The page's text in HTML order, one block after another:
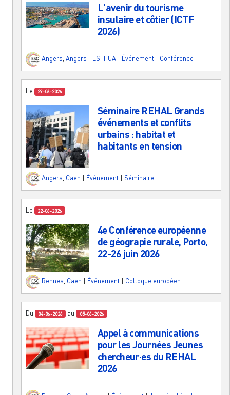
L'avenir du tourisme
insulaire et côtier (ICTF
2026)
Angers, Angers - ESTHUA Événement Conférence
Le 29-06-2026
Séminaire REHAL Grands
événements et conflits
urbains : habitat et
habitants en tension
Angers Caen Événement Séminaire
Le 22-06-2026
4e Conférence européenne
de géograpie rurale, Porto,
22-26 juin 2026
Rennes, Caen Événement Colloque européen
Du 04-06-2026 au 05-06-2026
Appel à communications
pour les Journées Jeunes
chercheur·es du REHAL
2026